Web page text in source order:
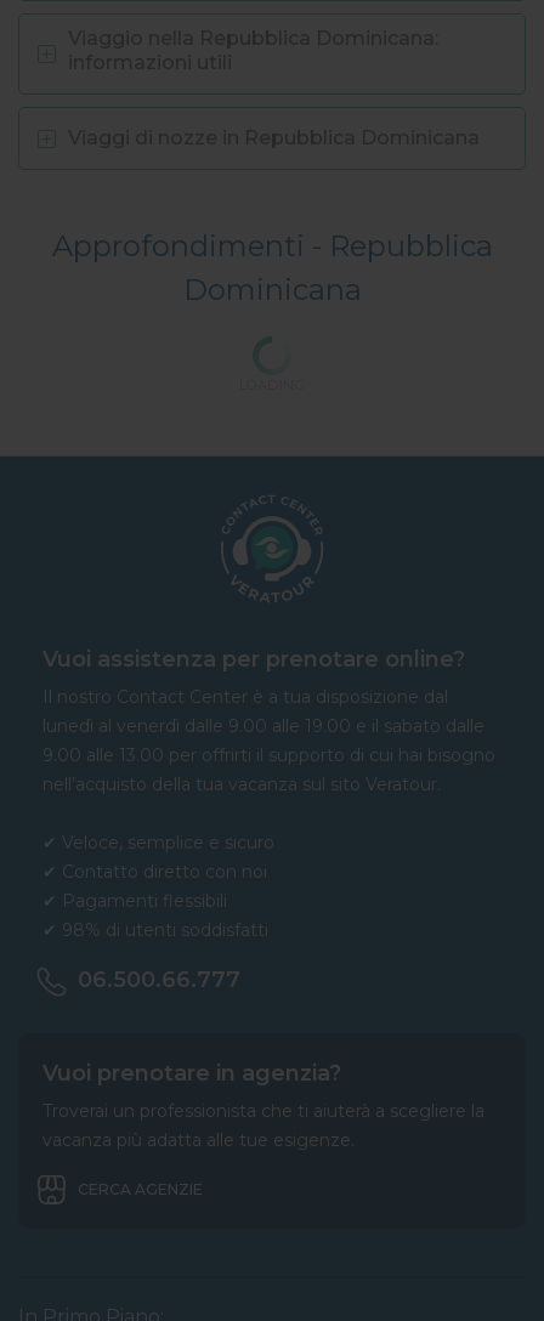
Approfondimenti - Repubblica
Dominicana
Vuoi assistenza per prenotare online?
Il nostro Contact Center è a tua disposizione dal
lunedì al venerdì dalle 9.00 alle 19.00 e il sabato dalle
9.00 alle 13.00 per offrirti il supporto di cui hai bisogno
nell’acquisto della tua vacanza sul sito Veratour.
✔ Veloce, semplice e sicuro
✔ Contatto diretto con noi
✔ Pagamenti flessibili
✔ 98% di utenti soddisfatti
06.500.66.777
Vuoi prenotare in agenzia?
Troverai un professionista che ti aiuterà a scegliere la
vacanza più adatta alle tue esigenze.
CERCA AGENZIE